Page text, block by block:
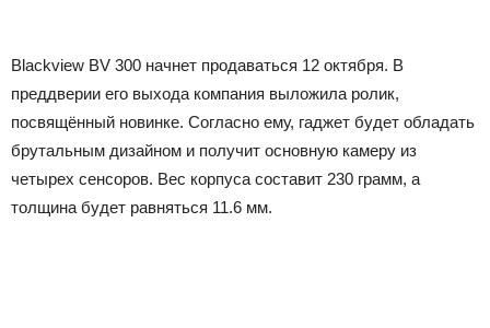
Blackview BV 300 начнет продаваться 12 октября. В
преддверии его выхода компания выложила ролик,
посвящённый новинке. Согласно ему, гаджет будет обладать
брутальным дизайном и получит основную камеру из
четырех сенсоров. Вес корпуса составит 230 грамм, а
толщина будет равняться 11.6 мм.